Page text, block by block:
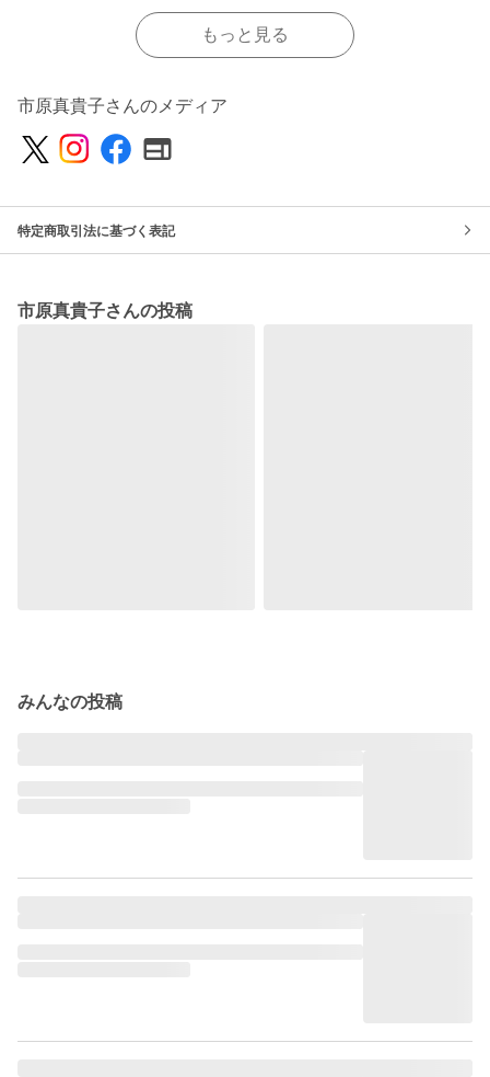
もっと見る
市原真貴子さんのメディア
特定商取引法に基づく表記
市原真貴子さんの投稿
みんなの投稿